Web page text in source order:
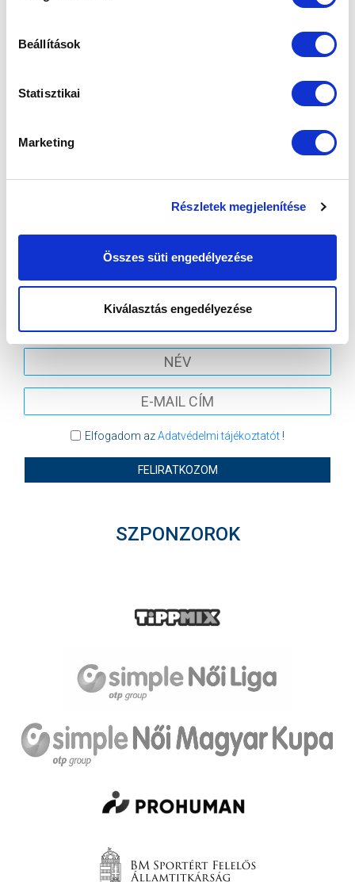
Beállítások
Statisztikai
Marketing
Részletek megjelenítése
Összes süti engedélyezése
Kiválasztás engedélyezése
MTK BUDAPEST KISPEST-HONVÉD FC
Ne maradjon le egy eseményről sem! Iratkozzon fel ingyenes
hírlevelünkre:
Elfogadom azAdatvédelmi tájékoztatót!
FELIRATKOZOM
SZPONZOROK